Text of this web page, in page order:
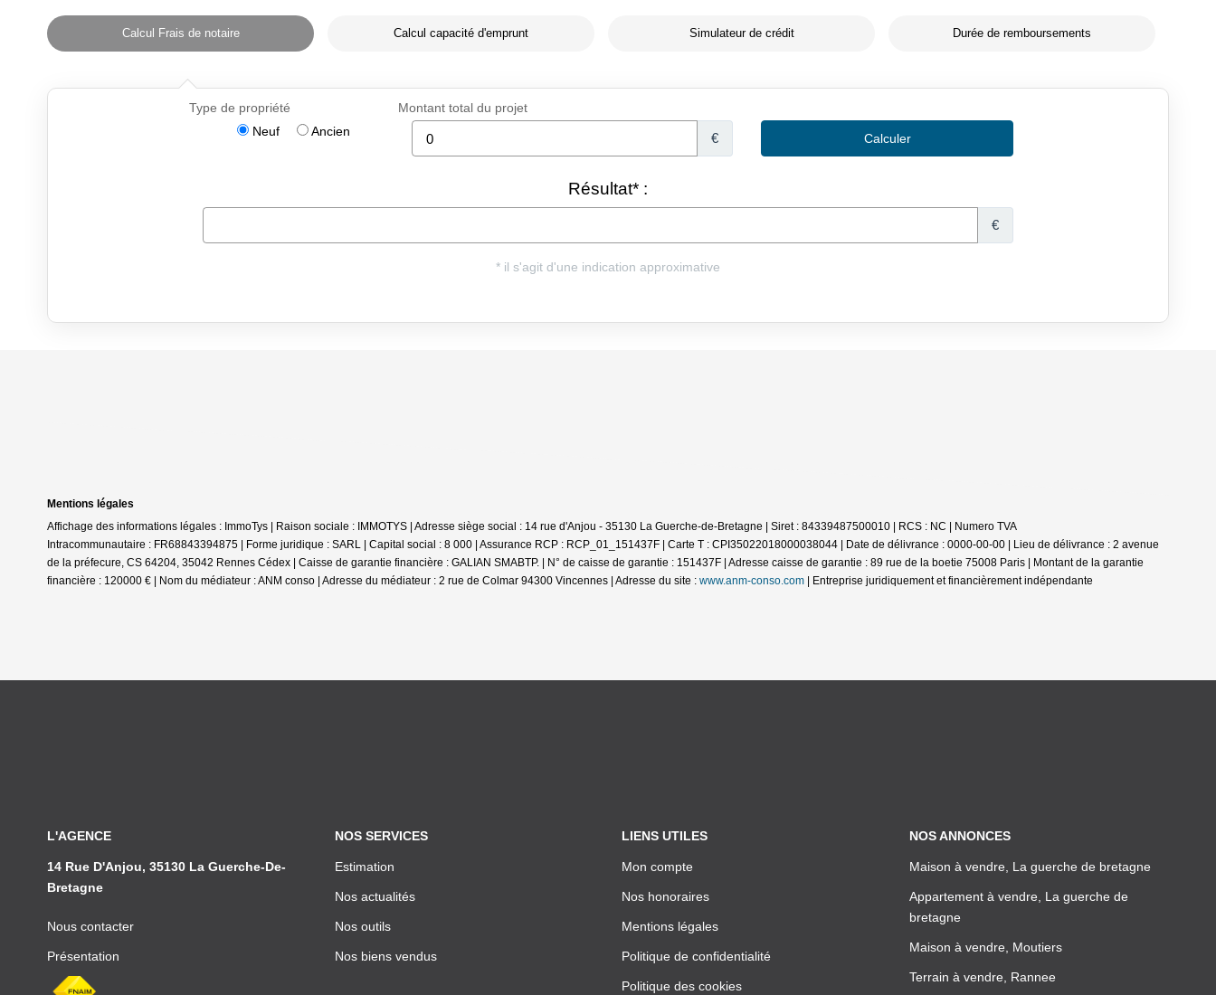
Calcul Frais de notaire Calcul capacité d'emprunt Simulateur de crédit Durée de remboursements
Mentions légales
Affichage des informations légales : ImmoTys | Raison sociale : IMMOTYS | Adresse siège social : 14 rue d'Anjou - 35130 La Guerche-de-Bretagne | Siret : 84339487500010 | RCS : NC | Numero TVA
Intracommunautaire : FR68843394875 | Forme juridique : SARL | Capital social : 8 000 | Assurance RCP : RCP_01_151437F | Carte T : CPI35022018000038044 | Date de délivrance : 0000-00-00 | Lieu de délivrance : 2 avenue
de la préfecure, CS 64204, 35042 Rennes Cédex | Caisse de garantie financière : GALIAN SMABTP. | N° de caisse de garantie : 151437F | Adresse caisse de garantie : 89 rue de la boetie 75008 Paris | Montant de la garantie
financière : 120000 € | Nom du médiateur : ANM conso | Adresse du médiateur : 2 rue de Colmar 94300 Vincennes | Adresse du site : www.anm-conso.com Entreprise juridiquement et financièrement indépendante
L'AGENCE
14 Rue D'Anjou, 35130 La Guerche-De-
Bretagne
Nous contacter
Présentation
NOS SERVICES
Estimation
Nos actualités
Nos outils
Nos biens vendus
LIENS UTILES
Mon compte
Nos honoraires
Mentions légales
Politique de confidentialité
Politique des cookies
NOS ANNONCES
Maison à vendre, La guerche de bretagne
Appartement à vendre, La guerche de
bretagne
Maison à vendre, Moutiers
Terrain à vendre, Rannee